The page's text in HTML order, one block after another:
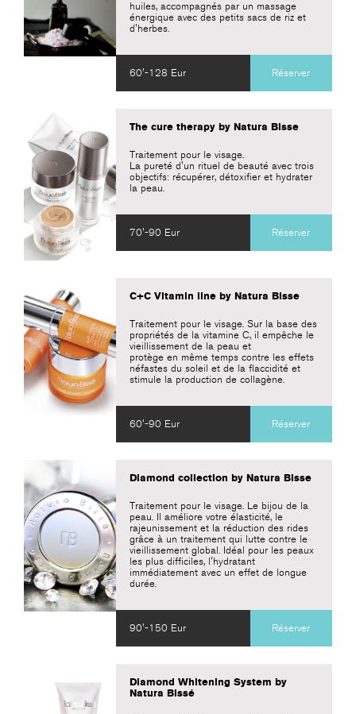
huiles, accompagnés par un massage
énergique avec des petits sacs de riz et
d'herbes.
60'-128 Eur Réserver
The cure therapy by Natura Bisse
Traitement pour le visage.
La pureté d'un rituel de beauté avec trois
objectifs: récupérer, détoxifier et hydrater
la peau.
70'-90 Eur Réserver
C+C Vitamin line by Natura Bisse
Traitement pour le visage. Sur la base des
propriétés de la vitamine C, il empêche le
vieillissement de la peau et
protège en même temps contre les effets
néfastes du soleil et de la flaccidité et
stimule la production de collagène.
60'-90 Eur Réserver
Diamond collection by Natura Bisse
Traitement pour le visage. Le bijou de la
peau. Il améliore votre élasticité, le
rajeunissement et la réduction des rides
grâce à un traitement qui lutte contre le
vieillissement global. Idéal pour les peaux
les plus difficiles, l'hydratant
immédiatement avec un effet de longue
durée.
90'-150 Eur Réserver
Diamond Whitening System by
Natura Bissé